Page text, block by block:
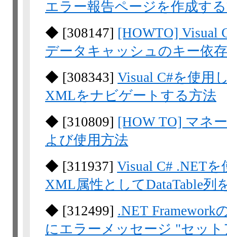
エラー報告ページを作成す
◆ [308147] [HOWTO] Visual
データキャッシュのキー依
◆ [308343] Visual C#を使用
XMLをナビゲートする方法
◆ [310809] [HOW TO] マネ
よび使用方法
◆ [311937] Visual C# .NET
XML属性としてDataTable列
◆ [312499] .NET Framework
にエラーメッセージ "セッ